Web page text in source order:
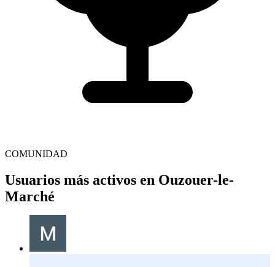
COMUNIDAD
Usuarios más activos en Ouzouer-le-
Marché